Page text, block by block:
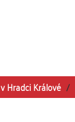
Hradci Králové